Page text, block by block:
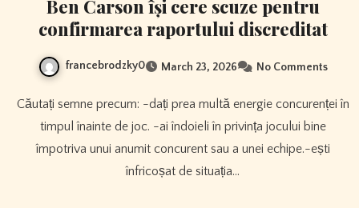
Ben Carson își cere scuze pentru
confirmarea raportului discreditat
francebrodzky0 March 23, 2026 No Comments
Căutați semne precum: -dați prea multă energie concurenței în
timpul înainte de joc. -ai îndoieli în privința jocului bine
împotriva unui anumit concurent sau a unei echipe.-ești
înfricoșat de situația…